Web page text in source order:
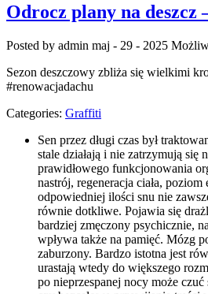
Odrocz plany na
Posted by admin maj - 29 - 2025
Sezon deszczowy zbliża się wielkimi
#renowacjadachu
Categories: Graffiti
Sen przez długi czas był
stale działają i nie zatrzymują
prawidłowego funkcjonowania
nastrój, regeneracja ciała,
odpowiedniej ilości snu nie
równie dotkliwe. Pojawia się
bardziej zmęczony psychicznie,
wpływa także na pamięć. Mózg
zaburzony. Bardzo istotna jest
urastają wtedy do większego
po nieprzespanej nocy może